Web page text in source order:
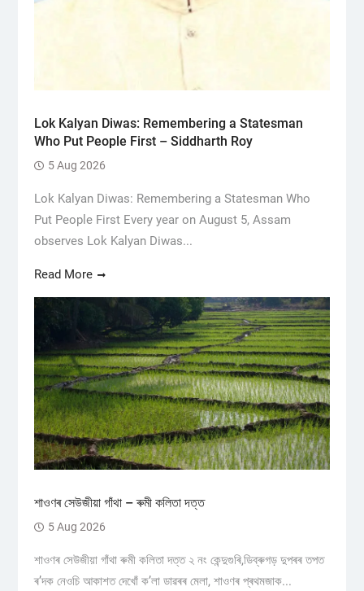
Lok Kalyan Diwas: Remembering a Statesman
Who Put People First – Siddharth Roy
5 Aug 2026
Lok Kalyan Diwas: Remembering a Statesman Who
Put People First Every year on August 5, Assam
observes Lok Kalyan Diwas...
Read More
শাওণৰ সেউজীয়া গাঁথা – ৰুমী কলিতা দত্ত
5 Aug 2026
শাওণৰ সেউজীয়া গাঁথা ৰুমী কলিতা দত্ত ২ নং কেন্দুগুৰি,ডিব্ৰুগড় ​দুপৰৰ তপত
ৰ’দক নেওচি আকাশত দেখোঁ ক’লা ডাৱৰৰ মেলা, শাওণৰ প্ৰথমজাক...